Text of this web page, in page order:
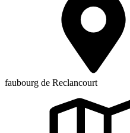
faubourg de Reclancourt